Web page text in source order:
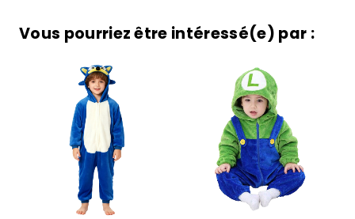
Vous pourriez être intéressé(e) par :